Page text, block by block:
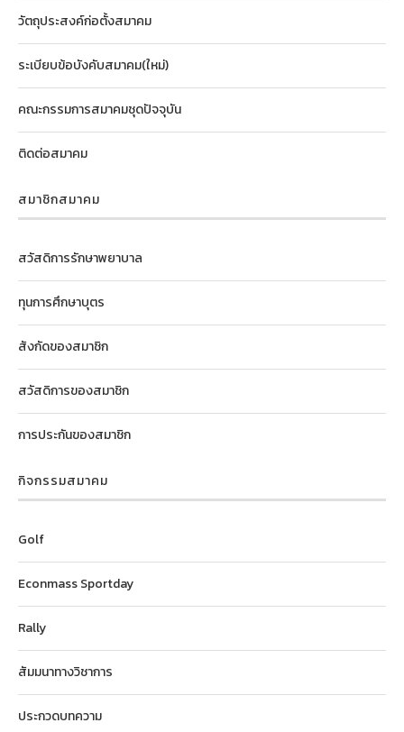
วัตถุประสงค์ก่อตั้งสมาคม
ระเบียบข้อบังคับสมาคม(ใหม่)
คณะกรรมการสมาคมชุดปัจจุบัน
ติดต่อสมาคม
สมาชิกสมาคม
สวัสดิการรักษาพยาบาล
ทุนการศึกษาบุตร
สังกัดของสมาชิก
สวัสดิการของสมาชิก
การประกันของสมาชิก
กิจกรรมสมาคม
Golf
Econmass Sportday
Rally
สัมมนาทางวิชาการ
ประกวดบทความ